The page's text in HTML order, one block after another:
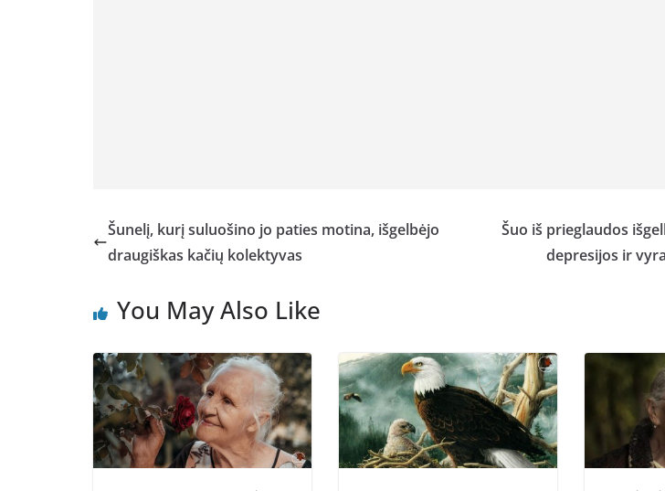
Šunelį, kurį suluošino jo paties motina, išgelbėjo
draugiškas kačių kolektyvas
Šuo iš prieglaudos
depresijos ir
You May Also Like